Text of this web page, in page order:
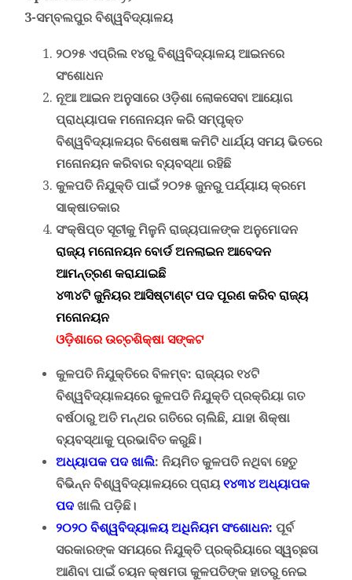
3-ସମ୍ବଲପୁର ବିଶ୍ୱବିଦ୍ୟାଳୟ
୨୦୨୫ ଏପ୍ରିଲ ୧୪ରୁ ବିଶ୍ୱବିଦ୍ୟାଳୟ ଆଇନରେ
ସଂଶୋଧନ
ନୂଆ ଆଇନ ଅନୁସାରେ ଓଡ଼ିଶା ଲୋକସେବା ଆୟୋଗ
ପ୍ରାଧ୍ୟାପକ ମନୋନୟନ କରି ସମ୍ପୃକ୍ତ
ବିଶ୍ୱବିଦ୍ୟାଳୟର ବିଶେଷଜ୍ଞ କମିଟି ଧାର୍ଯ୍ୟ ସମୟ ଭିତରେ
ମନୋନୟନ କରିବାର ବ୍ୟବସ୍ଥା ରହିଛି
କୁଳପତି ନିଯୁକ୍ତି ପାଇଁ ୨୦୨୫ ଜୁନରୁ ପର୍ଯ୍ୟାୟ କ୍ରମେ
ସାକ୍ଷାତକାର
ସଂକ୍ଷିପ୍ତ ସୂଚୀକୁ ମିଳୁନି ରାଜ୍ୟପାଳଙ୍କ ଅନୁମୋଦନ
ରାଜ୍ୟ ମନୋନୟନ ବୋର୍ଡ ଅନଲାଇନ ଆବେଦନ
ଆମନ୍ତ୍ରଣ କରାଯାଇଛି
୪୩୪ଟି ଜୁନିୟର ଆସିଷ୍ଟାଣ୍ଟ ପଦ ପୂରଣ କରିବ ରାଜ୍ୟ
ମନୋନୟନ
ଓଡ଼ିଶାରେ ଉଚ୍ଚଶିକ୍ଷା ସଙ୍କଟ
କୁଳପତି ନିଯୁକ୍ତିରେ ବିଳମ୍ବ: ରାଜ୍ୟର ୧୪ଟି
ବିଶ୍ୱବିଦ୍ୟାଳୟରେ କୁଳପତି ନିଯୁକ୍ତି ପ୍ରକ୍ରିୟା ଗତ
ବର୍ଷଠାରୁ ଅତି ମନ୍ଥର ଗତିରେ ଚାଲିଛି,ଯାହା ଶିକ୍ଷା
ବ୍ୟବସ୍ଥାକୁ ପ୍ରଭାବିତ କରୁଛି।
ଅଧ୍ୟାପକ ପଦ ଖାଲି: ନିୟମିତ କୁଳପତି ନଥିବା ହେତୁ
ବିଭିନ୍ନ ବିଶ୍ୱବିଦ୍ୟାଳୟରେ ପ୍ରାୟ ୧୪୩୪ଅଧ୍ୟାପକ
ପଦ ଖାଲି ପଡ଼ିଛି।
୨୦୨୦ ବିଶ୍ୱବିଦ୍ୟାଳୟ ଅଧିନିୟମ ସଂଶୋଧନ: ପୂର୍ବ
ସରକାରଙ୍କ ସମୟରେ ନିଯୁକ୍ତି ପ୍ରକ୍ରିୟାରେ ସ୍ୱଚ୍ଛତା
ଆଣିବା ପାଇଁ ଚୟନ କ୍ଷମତା କୁଳପତିଙ୍କ ହାତରୁ ନେଇ